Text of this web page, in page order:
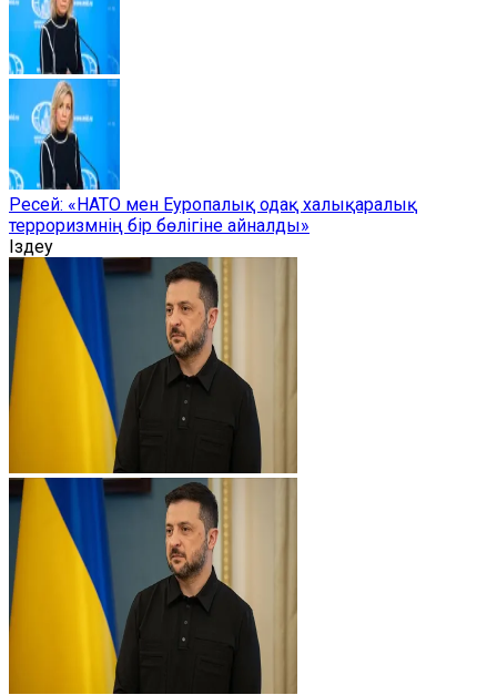
Ресей: «НАТО мен Еуропалық одақ халықаралық
терроризмнің бір бөлігіне айналды»
Іздеу